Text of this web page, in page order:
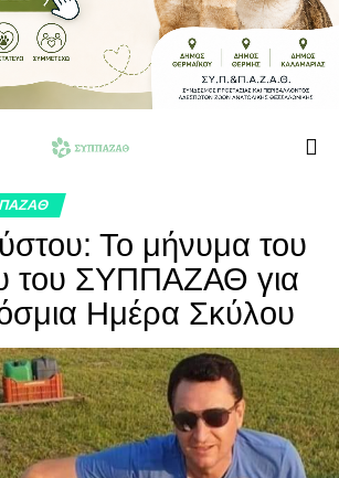
Το μήνυμα του
του ΣΥΠΠΑΖΑΘ για
Ημέρα Σκύλου